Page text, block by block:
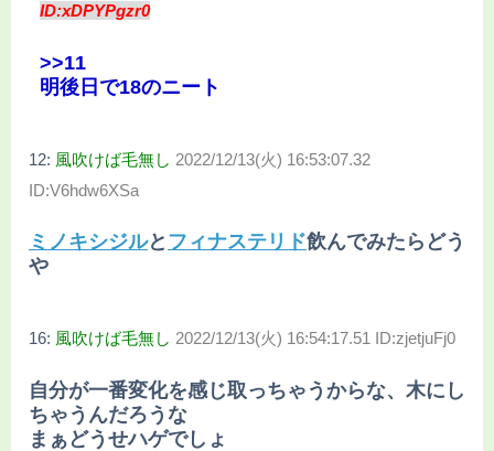
ID:xDPYPgzr0
>>11
明後日で18のニート
12: 風吹けば毛無し 2022/12/13(火) 16:53:07.32
ID:V6hdw6XSa
ミノキシジルと フィナステリド飲んでみたらどう
や
16: 風吹けば毛無し 2022/12/13(火) 16:54:17.51 ID:zjetjuFj0
自分が一番変化を感じ取っちゃうからな、木にし
ちゃうんだろうな
まぁどうせハゲでしょ